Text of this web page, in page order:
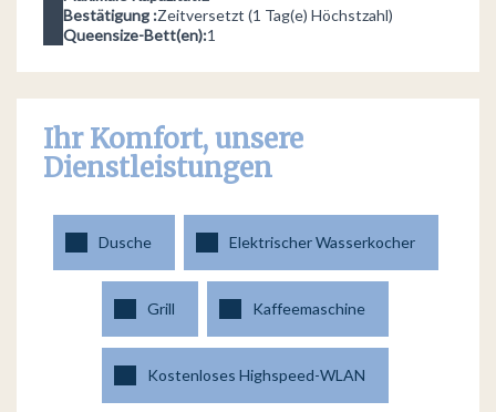
Bestätigung :Zeitversetzt (1 Tag(e) Höchstzahl)
Queensize-Bett(en):1
Ihr Komfort, unsere
Dienstleistungen
Dusche Elektrischer Wasserkocher
Grill Kaffeemaschine
Kostenloses Highspeed-WLAN